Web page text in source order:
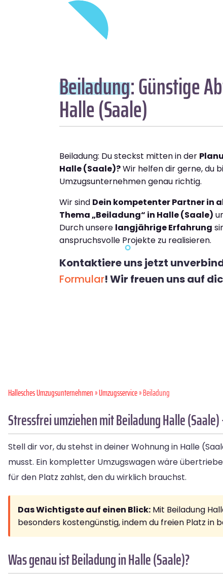
Beiladung: Günstige
Halle (Saale)
Beiladung: Du steckst mitten in der
Halle (Saale)?Wir helfen dir gerne, du
Umzugsunternehmen genau richtig.
Wir sind Dein kompetenter Partner in
Thema „Beiladung“ in Halle (Saale)
Durch unsere langjährige Erfahrung
anspruchsvolle Projekte zu realisieren.
Kontaktiere uns jetzt
Formular! Wir freuen uns auf
Hallesches Umzugsunternehmen»Umzugsservice» Beiladung
Stressfrei umziehen mit Beiladung Halle
Stell dir vor, du stehst in deiner Wohnung in Halle
musst. Ein kompletter Umzugswagen wäre
für den Platz zahlst, den du wirklich brauchst.
Das Wichtigste auf einen Blick: Mit Beiladung
besonders kostengünstig, indem du freien Platz
Was genau ist Beiladung in Halle (Saale)?